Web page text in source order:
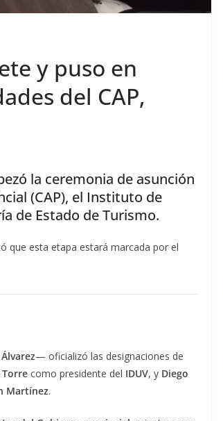
y puso en
del CAP,
la ceremonia de asunción
(CAP), el Instituto de
de Estado de Turismo.
que esta etapa estará marcada por el
— oficializó las designaciones de
Torre como presidente del IDUV, y Diego
Martínez.